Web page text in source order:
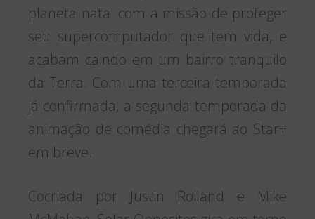
planeta natal com a missão de proteger
seu supercomputador que tem vida, e
acabam caindo em um bairro tranquilo
da Terra. Com uma terceira temporada
já confirmada, a segunda temporada da
animação de comédia chegará ao Star+
em breve.
Cocriada por Justin Roiland e Mike